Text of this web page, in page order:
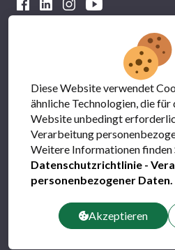
Mit der finanziellen
FAQs
Kontact
Diese Website verwendet
ähnliche Technologien, die
Website unbedingt
Verarbeitung
Weitere Informationen finden
Datenschutzrichtlinie -
personenbezogener Daten.
Akzeptieren